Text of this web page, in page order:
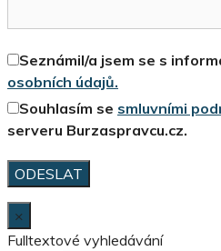
Seznámil/a jsem se s
osobních údajů.
Souhlasím se smluvními
serveru Burzaspravcu.cz.
×
Fulltextové vyhledávání